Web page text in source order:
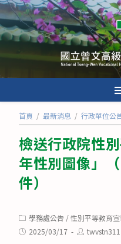
跳
轉
至
內
首頁 / 最新消息 / 行政單位公
檢送行政院性
年性別圖像」
件）
Post
category:
學務處公告 /性別平等教育
Post2025/03/17
Posttwvstn311